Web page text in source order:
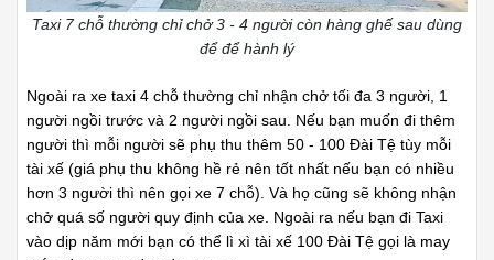
Taxi 7 chỗ thường chỉ chở 3 - 4 người còn hàng ghế sau dùng
để để hành lý
Ngoài ra xe taxi 4 chỗ thường chỉ nhận chở tối đa 3 người, 1
người ngồi trước và 2 người ngồi sau. Nếu bạn muốn đi thêm
người thì mỗi người sẽ phụ thu thêm 50 - 100 Đài Tệ tùy mỗi
tài xế (giá phụ thu không hề rẻ nên tốt nhất nếu bạn có nhiều
hơn 3 người thì nên gọi xe 7 chỗ). Và họ cũng sẽ không nhận
chở quá số người quy định của xe. Ngoài ra nếu bạn đi Taxi
vào dịp năm mới bạn có thể lì xì tài xế 100 Đài Tệ gọi là may